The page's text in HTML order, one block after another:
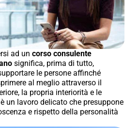
ad un corso consulente
significa, prima di tutto,
le persone affinché
al meglio attraverso il
la propria interiorità e le
un lavoro delicato che presuppone
e rispetto della personalità